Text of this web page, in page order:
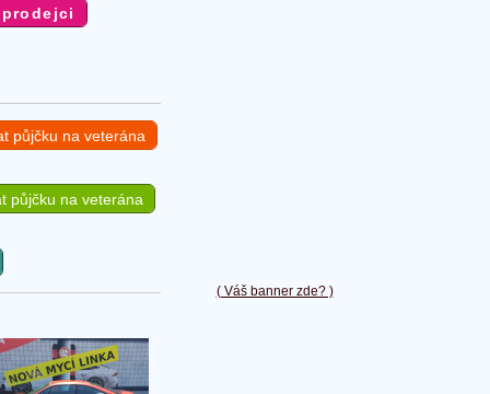
( Váš banner zde? )
půjčku na veterána
půjčku na veterána